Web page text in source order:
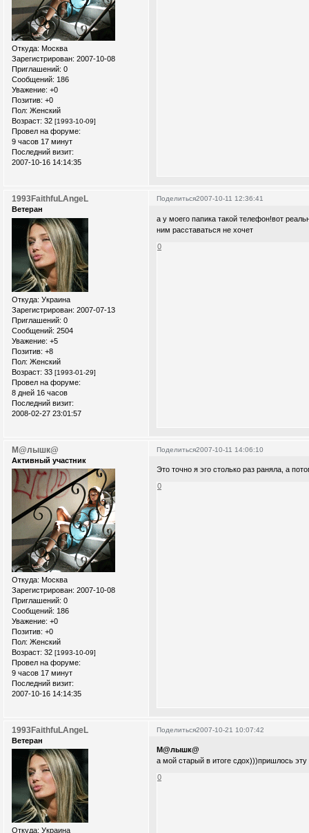
Откуда: Москва
Зарегистрирован: 2007-10-08
Приглашений: 0
Сообщений: 186
Уважение: +0
Позитив: +0
Пол: Женский
Возраст: 32 [1993-10-09]
Провел на форуме:
9 часов 17 минут
Последний визит:
2007-10-16 14:14:35
Поделиться2007-10-11 12:36:41
1993FaithfuLAngeL
Ветеран
Откуда: Украина
Зарегистрирован: 2007-07-13
Приглашений: 0
Сообщений: 2504
Уважение: +5
Позитив: +8
Пол: Женский
Возраст: 33 [1993-01-29]
Провел на форуме:
8 дней 16 часов
Последний визит:
2008-02-27 23:01:57
а у моего папика такой телефон!вот
ним расставаться не хочет
0
Поделиться2007-10-11 14:06:10
М@лышк@
Активный участник
Откуда: Москва
Зарегистрирован: 2007-10-08
Приглашений: 0
Сообщений: 186
Уважение: +0
Позитив: +0
Пол: Женский
Возраст: 32 [1993-10-09]
Провел на форуме:
9 часов 17 минут
Последний визит:
2007-10-16 14:14:35
Это точно я эго столько раз раняла, а
0
Поделиться2007-10-21 10:07:42
1993FaithfuLAngeL
Ветеран
Откуда: Украина
М@лышк@
а мой старый в итоге сдох)))пришлось эту
0